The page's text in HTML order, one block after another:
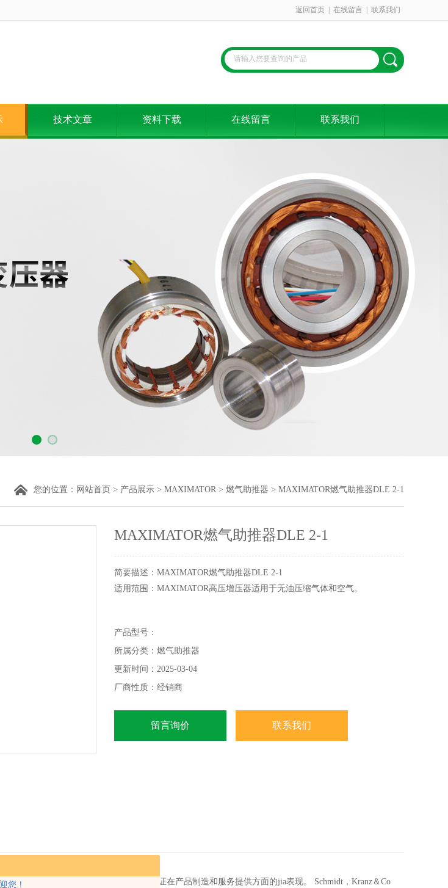
您！
返回首页 在线留言 联系我们
技术文章 资料下载 在线留言 联系我们
您的位置： 网站首页 > 产品展示 > MAXIMATOR > 燃气助推器 > MAXIMATOR燃气助推器DLE 2-1
MAXIMATOR燃气助推器DLE 2-1
简要描述：MAXIMATOR燃气助推器DLE 2-1
适用范围：MAXIMATOR高压增压器适用于无油压缩气体和空气。
产品型号：
所属分类：燃气助推器
更新时间：2025-03-04
厂商性质：经销商
留言询价 联系我们
，拥有400多名合格且可靠的员工，保证在产品制造和服务提供方面的jia表现。 Schmidt，Kranz＆Co